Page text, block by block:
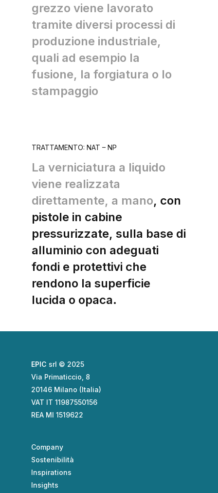
grezzo viene lavorato
tramite diversi processi di
produzione industriale,
quali ad esempio la
fusione, la forgiatura o lo
stampaggio
TRATTAMENTO: NAT – NP
La verniciatura a liquido
viene realizzata
direttamente, a mano, con
pistole in cabine
pressurizzate, sulla base di
alluminio con adeguati
fondi e protettivi che
rendono la superficie
lucida o opaca.
EPIC srl © 2025
Via Primaticcio, 8
20146 Milano (Italia)
VAT IT 11987550156
REA MI 1519622
Company
Sostenibilità
Inspirations
Insights